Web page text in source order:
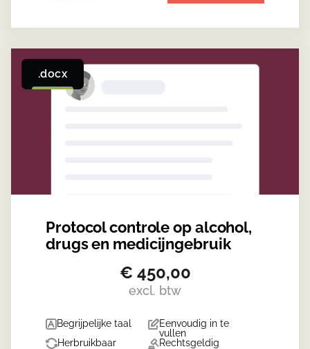
.docx
Protocol controle op alcohol,
drugs en medicijngebruik
€ 450,00
excl. btw
Begrijpelijke taal
Eenvoudig in te
vullen
Herbruikbaar
Rechtsgeldig